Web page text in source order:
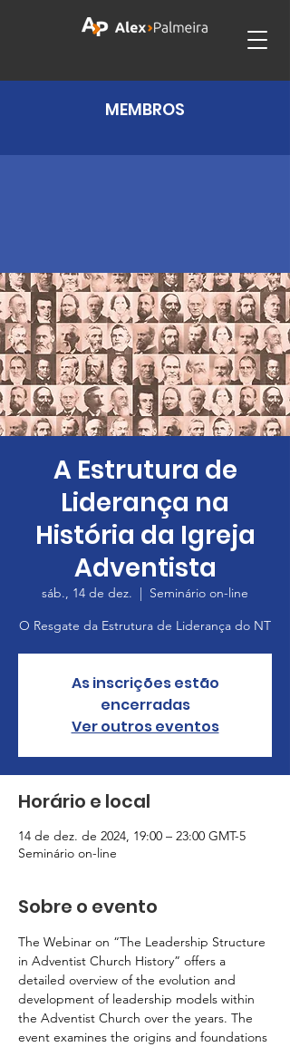
MEMBROS
A Estrutura de
Liderança na
História da Igreja
Adventista
sáb., 14 de dez.
  |
Seminário on-line
O Resgate da Estrutura de Liderança do NT
As inscrições estão
encerradas
Ver outros eventos
Horário e local
14 de dez. de 2024, 19:00 – 23:00 GMT-5
Seminário on-line
Sobre o evento
The Webinar on “The Leadership Structure
in Adventist Church History” offers a
detailed overview of the evolution and
development of leadership models within
the Adventist Church over the years. The
event examines the origins and foundations